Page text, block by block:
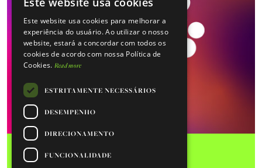
Proteomics
Metabolómica
ENGLISH
PORTUGUESE
Este website usa cookies para melhorar a
experiência do usuário. Ao utilizar o nosso
website, estará a concordar com todos os
cookies de acordo com nossa Política de
Cookies. Read more
ESTRITAMENTE NECESSÁRIOS
DESEMPENHO
DIRECIONAMENTO
FUNCIONALIDADE